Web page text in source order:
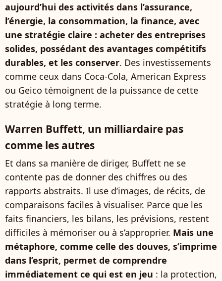
aujourd’hui des activités dans l’assurance,
l’énergie, la consommation, la finance, avec
une stratégie claire : acheter des entreprises
solides, possédant des avantages compétitifs
durables, et les conserver. Des investissements
comme ceux dans Coca-Cola, American Express
ou Geico témoignent de la puissance de cette
stratégie à long terme.
Warren Buffett, un milliardaire pas
comme les autres
Et dans sa manière de diriger, Buffett ne se
contente pas de donner des chiffres ou des
rapports abstraits. Il use d’images, de récits, de
comparaisons faciles à visualiser. Parce que les
faits financiers, les bilans, les prévisions, restent
difficiles à mémoriser ou à s’approprier. Mais une
métaphore, comme celle des douves, s’imprime
dans l’esprit, permet de comprendre
immédiatement ce qui est en jeu : la protection,